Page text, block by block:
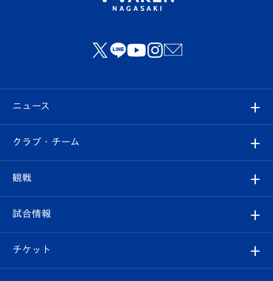
ニュース
すべて
クラブ
試合情報
クラブ・チーム
クラブ概要
エンブレム紹介
観戦
観戦ルール
はじめての観戦ガイド
試合情報
試合日程/結果
チケット